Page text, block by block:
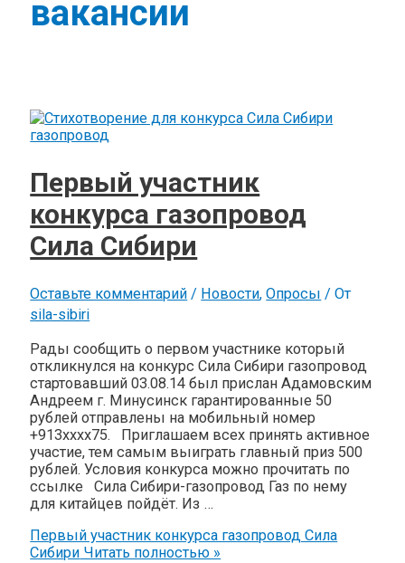
вакансии
Первый участник
конкурса газопровод
Сила Сибири
Оставьте комментарий / Новости,Опросы / От
sila-sibiri
Рады сообщить о первом участнике который
откликнулся на конкурс Сила Сибири газопровод
стартовавший 03.08.14 был прислан Адамовским
Андреем г. Минусинск гарантированные 50
рублей отправлены на мобильный номер
+913xxxx75. Приглашаем всех принять активное
участие, тем самым выиграть главный приз 500
рублей. Условия конкурса можно прочитать по
ссылке Сила Сибири-газопровод Газ по нему
для китайцев пойдёт. Из …
Первый участник конкурса газопровод Сила
Сибири Читать полностью »